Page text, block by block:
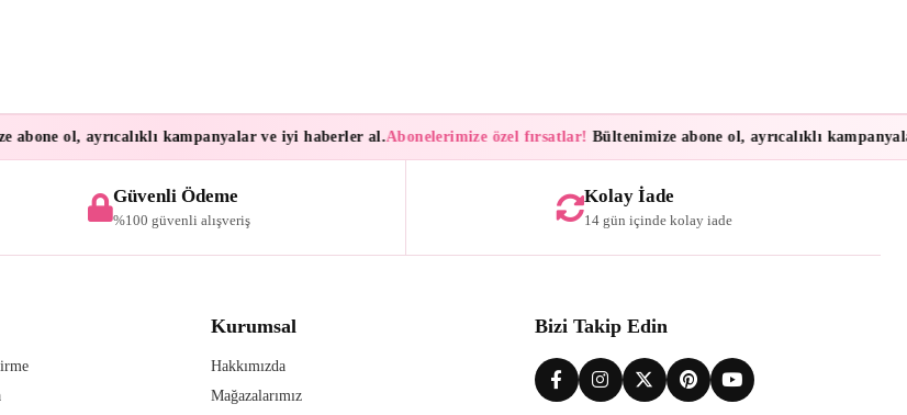
ol, ayrıcalıklı kampanyalar ve iyi haberler al.Abonelerimize özel fırsatlar!Bültenimize abone ol, ayrıcalıklı
Güvenli Ödeme
%100 güvenli alışveriş
Kolay İade
14 gün içinde kolay iade
Kurumsal
Hakkımızda
Mağazalarımız
Bizi Takip Edin